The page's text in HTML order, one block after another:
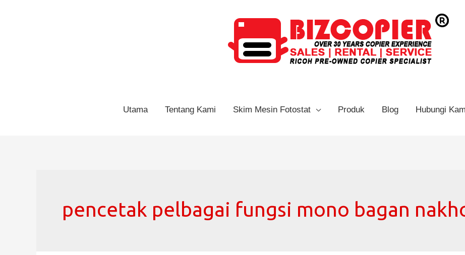
Utama Tentang Kami Skim Mesin Fotostat Produk Blog Hubungi
pencetak pelbagai fungsi mono bagan